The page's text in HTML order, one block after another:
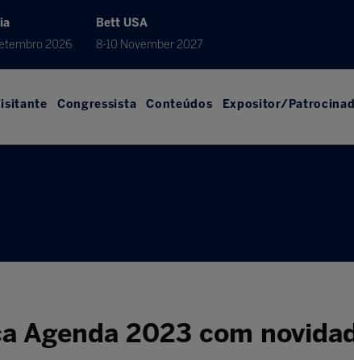
2026
Bett USA
8-10 November 2027
Congressista Conteúdos Expositor/
Agenda 2023 com